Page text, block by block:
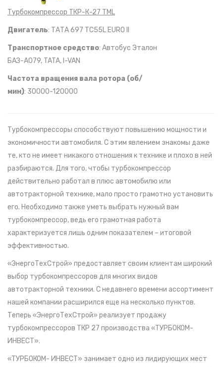
Турбокомпрессор ТКР-К-27 TML
Двигатель: ТАТА 697 TC55L EURO II
Транспортное средство: Автобус Эталон
БАЗ-А079, TATA, I-VAN
Частота вращения вала ротора (об/
мин): 30000-120000
Турбокомпрессоры способствуют повышению мощности и
экономичности автомобиля. С этим явлением знакомы даже
те, кто не имеет никакого отношения к технике и плохо в ней
разбираются. Для того, чтобы турбокомпрессор
действительно работал в плюс автомобилю или
автотракторной технике, мало просто грамотно установить
его. Необходимо также уметь выбрать нужный вам
турбокомпрессор, ведь его грамотная работа
характеризуется лишь одним показателем – итоговой
эффективностью.
«ЭнергоТехСтрой» предоставляет своим клиентам широкий
выбор турбокомпрессоров для многих видов
автотракторной техники. С недавнего времени ассортимент
нашей компании расширился еще на несколько пунктов.
Теперь «ЭнергоТехСтрой» реализует продажу
турбокомпрессоров ТКР 27 производства «ТУРБОКОМ-
ИНВЕСТ».
«ТУРБОКОМ- ИНВЕСТ» занимает одно из лидирующих мест